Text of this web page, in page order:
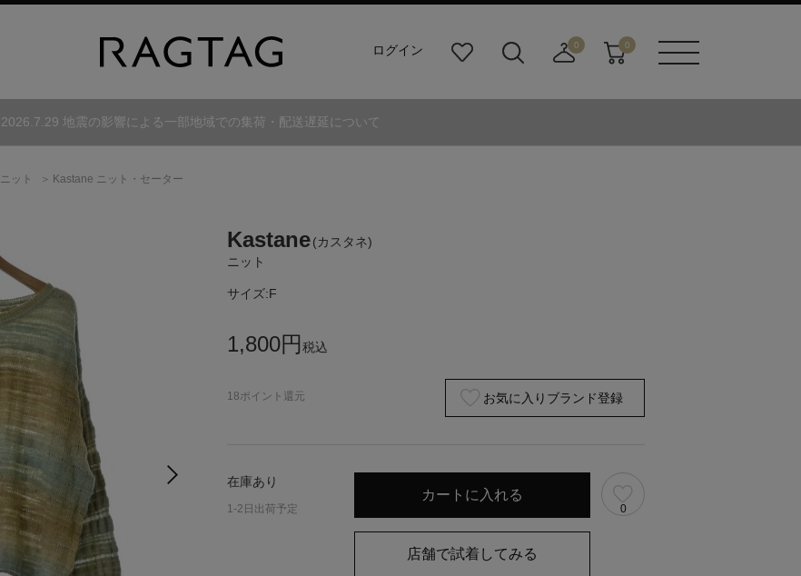
ログイン
り
ダ
0
寄
0
2026.7.29 地震の影響による一部地域での集荷・配送遅延について
ニット Kastane ニット・セーター
Kastane(カスタネ)
ニット
サイズ:F
1,800円 税込
18ポイント還元 お気に入りブランド登録
在庫あり
1-2日出荷予定 0